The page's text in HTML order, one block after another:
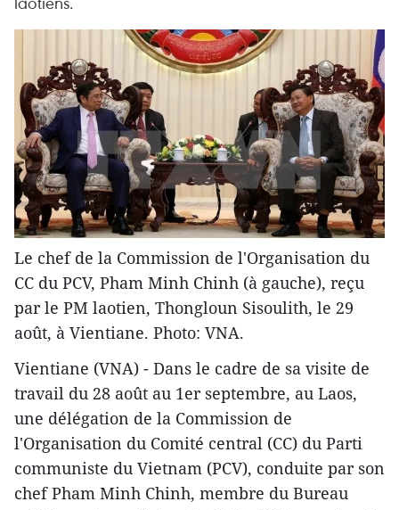
Le chef de la Commission de l'Organisation du
CC du PCV, Pham Minh Chinh (à gauche), reçu
par le PM laotien, Thongloun Sisoulith, le 29
août, à Vientiane. Photo: VNA.
Vientiane (VNA) - Dans le cadre de sa visite de
travail du 28 août au 1er septembre, au Laos,
une délégation de la Commission de
l'Organisation du Comité central (CC) du Parti
communiste du Vietnam (PCV), conduite par son
chef Pham Minh Chinh, membre du Bureau